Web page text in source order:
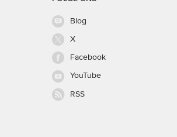
Blog
X
Facebook
YouTube
RSS